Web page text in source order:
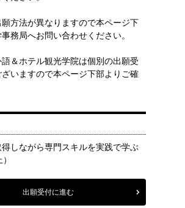
方法が異なりますので本ページ下
務局へお問い合わせください。
＆ホテル観光学院は個別の出願受
いますので本ページ下部よりご確
しながら専門スキルを実践で学ぶ
出願受付に進む